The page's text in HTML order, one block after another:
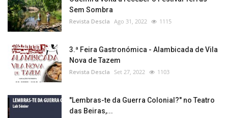
Sem Sombra
Revista Descla Ago 31, 2022 1115
3.ª Feira Gastronómica - Alambicada de Vila
Nova de Tazem
Revista Descla Set 27, 2022 1103
"Lembras-te da Guerra Colonial?" no Teatro
das Beiras,...